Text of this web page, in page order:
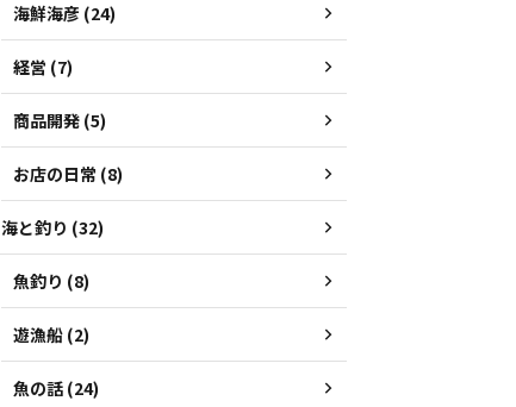
海鮮海彦 (24)
経営 (7)
商品開発 (5)
お店の日常 (8)
海と釣り (32)
魚釣り (8)
遊漁船 (2)
魚の話 (24)